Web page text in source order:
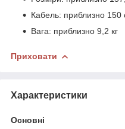
Кабель: приблизно 150
Вага: приблизно 9,2 кг
Приховати
Характеристики
Основні